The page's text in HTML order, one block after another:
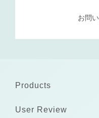
お問
Products
User Review